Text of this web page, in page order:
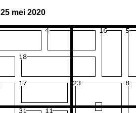
25 mei 2020